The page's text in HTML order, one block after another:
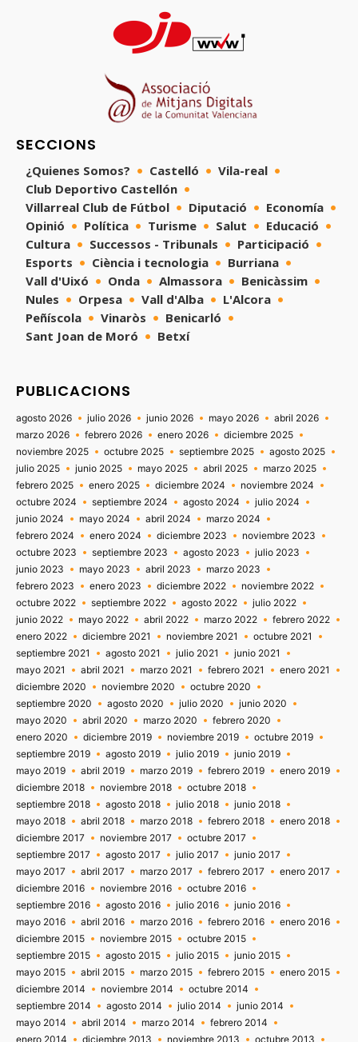
SECCIONS
¿Quienes Somos? Castelló
Vila-real
Club Deportivo Castellón
Villarreal Club de Fútbol
Diputació
Economía
Opinió
Política Turisme Salut
Educació
Cultura
Successos - Tribunals
Participació
Esports
Ciència i tecnologia
Burriana
Vall d'Uixó
Onda Almassora
Benicàssim
Nules
Orpesa Vall d'Alba
L'Alcora
Peñíscola
Vinaròs
Benicarló
Sant Joan de Moró
Betxí
PUBLICACIONS
agosto 2026 julio 2026 junio 2026 mayo 2026
abril 2026
marzo 2026
febrero 2026 enero 2026
diciembre 2025
noviembre 2025
octubre 2025 septiembre 2025
agosto 2025
julio 2025
junio 2025 mayo 2025 abril 2025
marzo 2025
febrero 2025
enero 2025 diciembre 2024
noviembre 2024
octubre 2024
septiembre 2024 agosto 2024
julio 2024
junio 2024
mayo 2024 abril 2024
marzo 2024
febrero 2024
enero 2024 diciembre 2023
noviembre 2023
octubre 2023
septiembre 2023 agosto 2023
julio 2023
junio 2023
mayo 2023 abril 2023
marzo 2023
febrero 2023
enero 2023 diciembre 2022
noviembre 2022
octubre 2022
septiembre 2022 agosto 2022
julio 2022
junio 2022
mayo 2022 abril 2022 marzo 2022
febrero 2022
enero 2022
diciembre 2021 noviembre 2021
octubre 2021
septiembre 2021
agosto 2021 julio 2021
junio 2021
mayo 2021
abril 2021 marzo 2021 febrero 2021
enero 2021
diciembre 2020
noviembre 2020
octubre 2020
septiembre 2020
agosto 2020 julio 2020
junio 2020
mayo 2020
abril 2020 marzo 2020
febrero 2020
enero 2020
diciembre 2019 noviembre 2019
octubre 2019
septiembre 2019
agosto 2019 julio 2019
junio 2019
mayo 2019
abril 2019 marzo 2019 febrero 2019
enero 2019
diciembre 2018
noviembre 2018
octubre 2018
septiembre 2018
agosto 2018 julio 2018
junio 2018
mayo 2018
abril 2018 marzo 2018 febrero 2018
enero 2018
diciembre 2017
noviembre 2017
octubre 2017
septiembre 2017
agosto 2017 julio 2017
junio 2017
mayo 2017
abril 2017 marzo 2017 febrero 2017
enero 2017
diciembre 2016
noviembre 2016
octubre 2016
septiembre 2016
agosto 2016 julio 2016
junio 2016
mayo 2016
abril 2016 marzo 2016 febrero 2016
enero 2016
diciembre 2015
noviembre 2015
octubre 2015
septiembre 2015
agosto 2015 julio 2015
junio 2015
mayo 2015
abril 2015 marzo 2015 febrero 2015
enero 2015
diciembre 2014
noviembre 2014
octubre 2014
septiembre 2014
agosto 2014 julio 2014
junio 2014
mayo 2014
abril 2014 marzo 2014
febrero 2014
enero 2014
diciembre 2013 noviembre 2013 octubre 2013